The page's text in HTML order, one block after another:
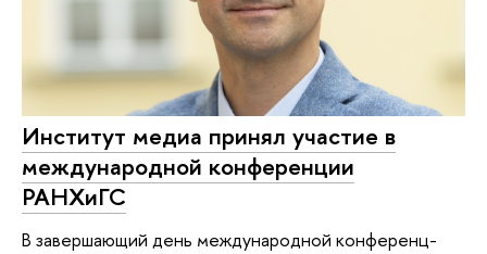
Институт медиа принял участие в
международной конференции
РАНХиГС
В завершающий день международной конференц-